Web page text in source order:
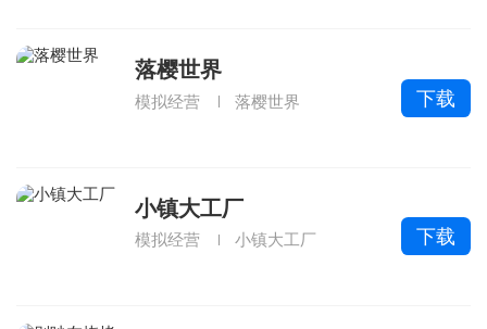
落樱世界
模拟经营 落樱世界 下载
小镇大工厂
模拟经营 小镇大工厂 下载